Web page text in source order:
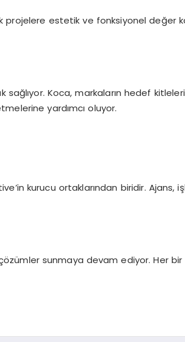
estetik ve fonksiyonel değer
sağlıyor. Koca, markaların hedef
yardımcı oluyor.
kurucu ortaklarından biridir. Ajans,
sunmaya devam ediyor. Her